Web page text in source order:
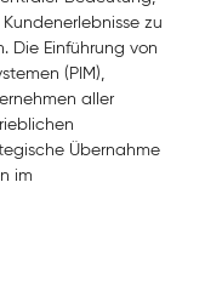
zu
Die Einführung von
(PIM),
aller
Übernahme
im